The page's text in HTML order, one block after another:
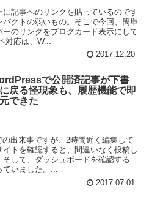
記事へのリンクを貼っているのです
クトの弱いもの。そこで今回、簡単
のリンクをブログカード表示にして
応は、W...
2017.12.20
で公開済記事が下書
戻る怪現象も、履歴機能で即
できた
出来事ですが、2時間近く編集して
トを確認すると、間違いなく投稿し
して、ダッシュボードを確認する
ていました。...
2017.07.01